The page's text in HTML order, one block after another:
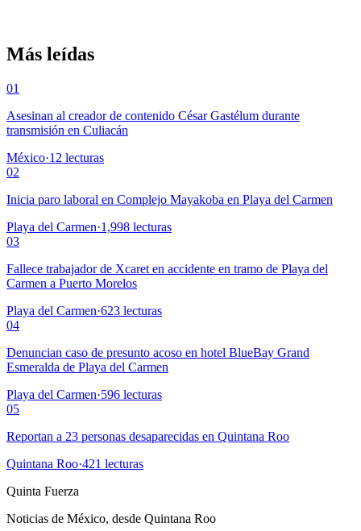
Más leídas
01
Asesinan al creador de contenido César Gastélum durante
transmisión en Culiacán
México·12 lecturas
02
Inicia paro laboral en Complejo Mayakoba en Playa del Carmen
Playa del Carmen·1,998 lecturas
03
Fallece trabajador de Xcaret en accidente en tramo de Playa del
Carmen a Puerto Morelos
Playa del Carmen·623 lecturas
04
Denuncian caso de presunto acoso en hotel BlueBay Grand
Esmeralda de Playa del Carmen
Playa del Carmen·596 lecturas
05
Reportan a 23 personas desaparecidas en Quintana Roo
Quintana Roo·421 lecturas
Quinta Fuerza
Noticias de México, desde Quintana Roo